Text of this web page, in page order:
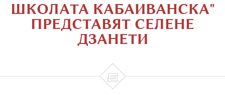
ШКОЛАТА КАБАИВАНСКА"
ПРЕДСТАВЯТ СЕЛЕНЕ
ДЗАНЕТИ
